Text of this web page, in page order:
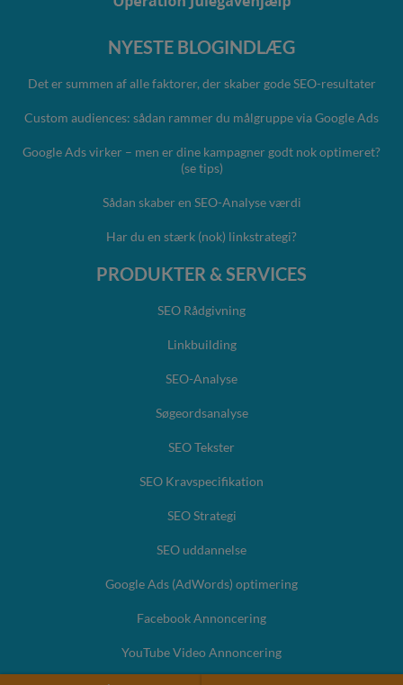
NYESTE BLOGINDLÆG
Det er summen af alle faktorer, der skaber gode SEO-resultater
Custom audiences: sådan rammer du målgruppe via Google Ads
Google Ads virker – men er dine kampagner godt nok optimeret?
(se tips)
Sådan skaber en SEO-Analyse værdi
Har du en stærk (nok) linkstrategi?
PRODUKTER & SERVICES
SEO Rådgivning
Linkbuilding
SEO-Analyse
Søgeordsanalyse
SEO Tekster
SEO Kravspecifikation
SEO Strategi
SEO uddannelse
Google Ads (AdWords) optimering
Facebook Annoncering
YouTube Video Annoncering